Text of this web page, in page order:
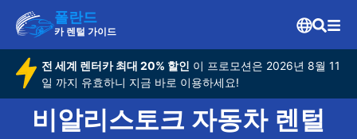
폴란드
카 렌털 가이드
전 세계 렌터카 최대 20% 할인 이 프로모션은 2026년 8월 11
일 까지 유효하니 지금 바로 이용하세요!
비알리스토크 자동차 렌털